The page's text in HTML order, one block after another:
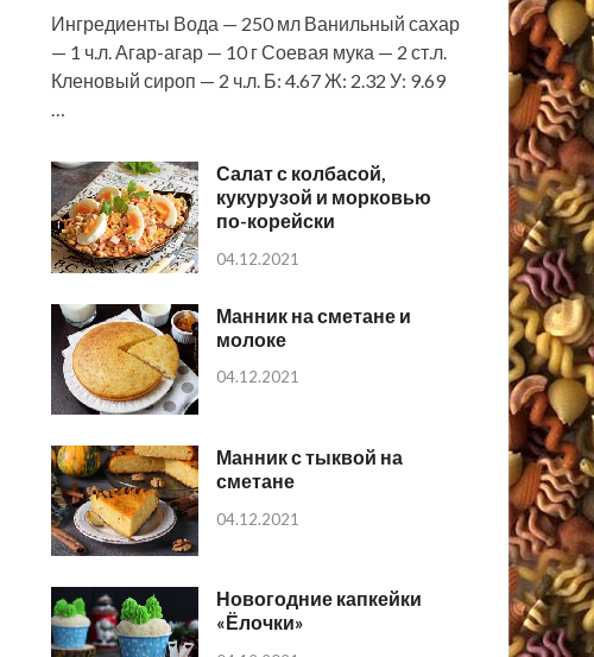
Ингредиенты Вода — 250 мл Ванильный сахар
— 1 ч.л. Агар-агар — 10 г Соевая мука — 2 ст.л.
Кленовый сироп — 2 ч.л. Б: 4.67 Ж: 2.32 У: 9.69
…
Салат с колбасой,
кукурузой и морковью
по-корейски
04.12.2021
Манник на сметане и
молоке
04.12.2021
Манник с тыквой на
сметане
04.12.2021
Новогодние капкейки
«Ёлочки»